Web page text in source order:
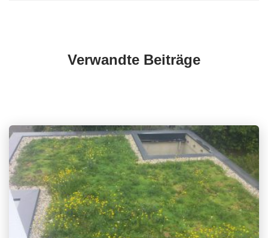
Verwandte Beiträge